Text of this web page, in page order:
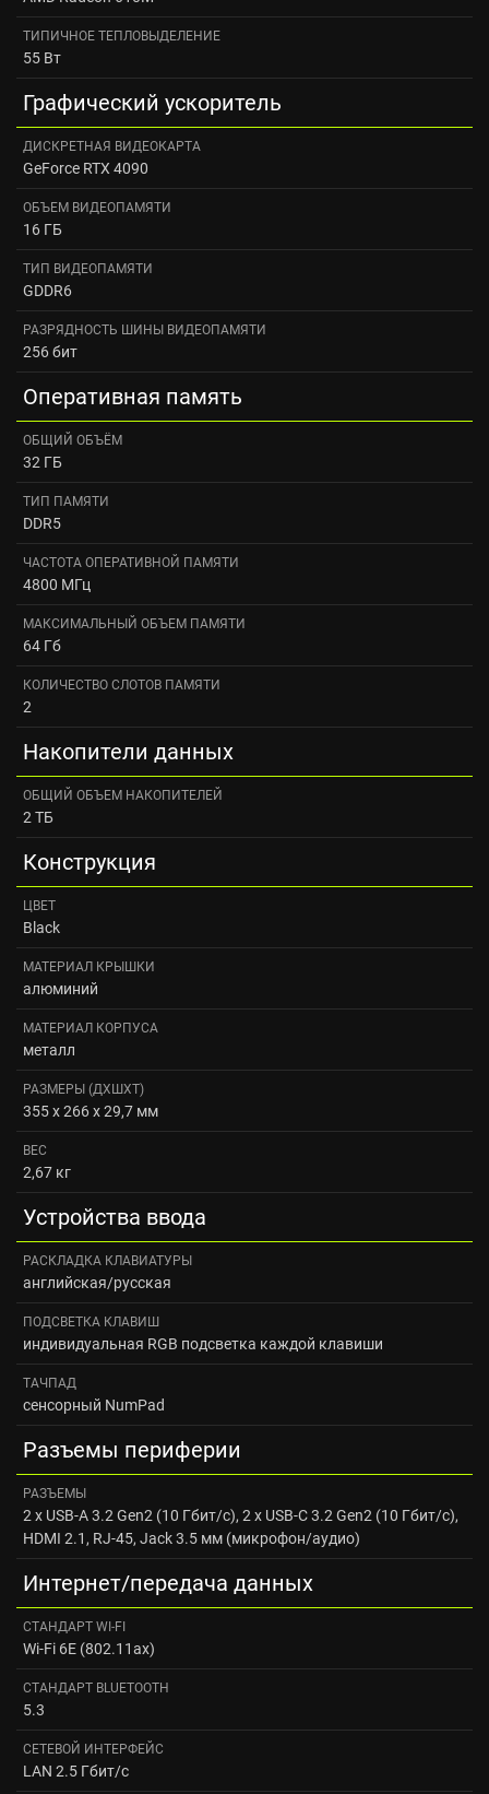
ТИПИЧНОЕ ТЕПЛОВЫДЕЛЕНИЕ
55 Вт
Графический ускоритель
ДИСКРЕТНАЯ ВИДЕОКАРТА
GeForce RTX 4090
ОБЪЕМ ВИДЕОПАМЯТИ
16 ГБ
ТИП ВИДЕОПАМЯТИ
GDDR6
РАЗРЯДНОСТЬ ШИНЫ ВИДЕОПАМЯТИ
256 бит
Оперативная память
ОБЩИЙ ОБЪЁМ
32 ГБ
ТИП ПАМЯТИ
DDR5
ЧАСТОТА ОПЕРАТИВНОЙ ПАМЯТИ
4800 МГц
МАКСИМАЛЬНЫЙ ОБЪЕМ ПАМЯТИ
64 Гб
КОЛИЧЕСТВО СЛОТОВ ПАМЯТИ
2
Накопители данных
ОБЩИЙ ОБЪЕМ НАКОПИТЕЛЕЙ
2 ТБ
Конструкция
ЦВЕТ
Black
МАТЕРИАЛ КРЫШКИ
алюминий
МАТЕРИАЛ КОРПУСА
металл
РАЗМЕРЫ (ДXШXТ)
355 x 266 x 29,7 мм
ВЕС
2,67 кг
Устройства ввода
РАСКЛАДКА КЛАВИАТУРЫ
английская/русская
ПОДСВЕТКА КЛАВИШ
индивидуальная RGB подсветка каждой клавиши
ТАЧПАД
сенсорный NumPad
Разъемы периферии
РАЗЪЕМЫ
2 x USB-A 3.2 Gen2 (10 Гбит/с), 2 x USB-C 3.2 Gen2 (10 Гбит/с),
HDMI 2.1, RJ-45, Jack 3.5 мм (микрофон/аудио)
Интернет/передача данных
CТАНДАРТ WI‑FI
Wi-Fi 6E (802.11ax)
CТАНДАРТ BLUETOOTH
5.3
СЕТЕВОЙ ИНТЕРФЕЙС
LAN 2.5 Гбит/с